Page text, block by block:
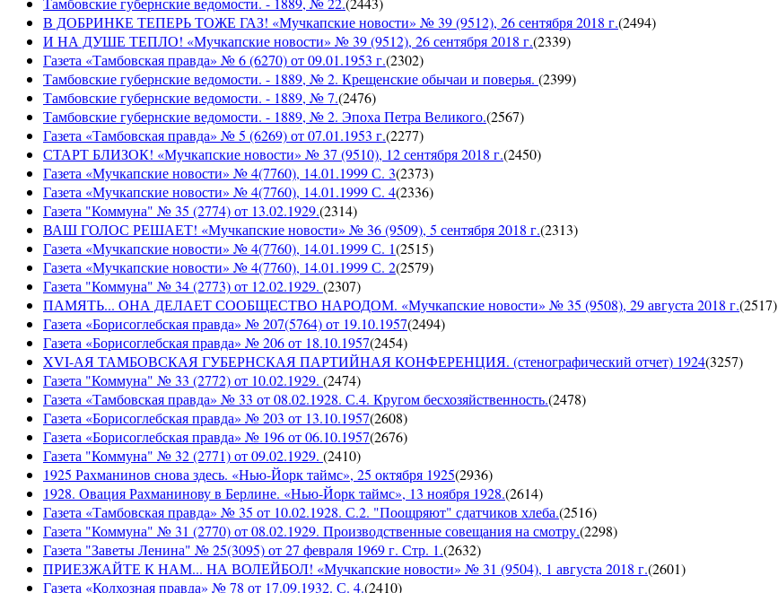
В ДОБРИНКЕ ТЕПЕРЬ ТОЖЕ ГАЗ! «Мучкапские новости» № 39 (9512), 26 сентября 2018 г.(2494)
И НА ДУШЕ ТЕПЛО! «Мучкапские новости» № 39 (9512), 26 сентября 2018 г.(2339)
Газета «Тамбовская правда» № 6 (6270) от 09.01.1953 г.(2302)
Тамбовские губернские ведомости. - 1889, № 2. Крещенские обычаи и поверья. (2399)
Тамбовские губернские ведомости. - 1889, № 7.(2476)
Тамбовские губернские ведомости. - 1889, № 2. Эпоха Петра Великого.(2567)
Газета «Тамбовская правда» № 5 (6269) от 07.01.1953 г.(2277)
СТАРТ БЛИЗОК! «Мучкапские новости» № 37 (9510), 12 сентября 2018 г.(2450)
Газета «Мучкапские новости» № 4(7760), 14.01.1999 С. 3(2373)
Газета «Мучкапские новости» № 4(7760), 14.01.1999 С. 4(2336)
Газета "Коммуна" № 35 (2774) от 13.02.1929.(2314)
ВАШ ГОЛОС РЕШАЕТ! «Мучкапские новости» № 36 (9509), 5 сентября 2018 г.(2313)
Газета «Мучкапские новости» № 4(7760), 14.01.1999 С. 1(2515)
Газета «Мучкапские новости» № 4(7760), 14.01.1999 С. 2(2579)
Газета "Коммуна" № 34 (2773) от 12.02.1929. (2307)
ПАМЯТЬ... ОНА ДЕЛАЕТ СООБЩЕСТВО НАРОДОМ. «Мучкапские новости» № 35 (9508), 29 августа 2018 г.(2517)
Газета «Борисоглебская правда» № 207(5764) от 19.10.1957(2494)
Газета «Борисоглебская правда» № 206 от 18.10.1957(2454)
XVI-АЯ ТАМБОВСКАЯ ГУБЕРНСКАЯ ПАРТИЙНАЯ КОНФЕРЕНЦИЯ. (стенографический отчет) 1924(3257)
Газета "Коммуна" № 33 (2772) от 10.02.1929. (2474)
Газета «Тамбовская правда» № 33 от 08.02.1928. С.4. Кругом бесхозяйственность.(2478)
Газета «Борисоглебская правда» № 203 от 13.10.1957(2608)
Газета «Борисоглебская правда» № 196 от 06.10.1957(2676)
Газета "Коммуна" № 32 (2771) от 09.02.1929. (2410)
1925 Рахманинов снова здесь. «Нью-Йорк таймс», 25 октября 1925(2936)
1928. Овация Рахманинову в Берлине. «Нью-Йорк таймс», 13 ноября 1928.(2614)
Газета «Тамбовская правда» № 35 от 10.02.1928. С.2. "Поощряют" сдатчиков хлеба.(2516)
Газета "Коммуна" № 31 (2770) от 08.02.1929. Производственные совещания на смотру.(2298)
Газета "Заветы Ленина" № 25(3095) от 27 февраля 1969 г. Стр. 1.(2632)
ПРИЕЗЖАЙТЕ К НАМ... НА ВОЛЕЙБОЛ! «Мучкапские новости» № 31 (9504), 1 августа 2018 г.(2601)
Газета «Колхозная правда» № 78 от 17.09.1932. С. 4.(2410)